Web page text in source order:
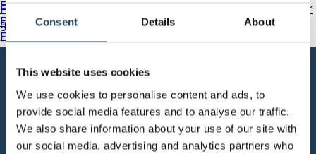
Consent Details About
This website uses cookies
We use cookies to personalise content and ads, to
provide social media features and to analyse our traffic.
We also share information about your use of our site with
our social media, advertising and analytics partners who
Evidia Rosenlund Röntgen
Evidia Sabbatsberg Röntgen
Evidia Sabbatsberg Mammografi
Evidia Samariterhemmet Mammografi
Evidia Skärholmen Röntgen
Evidia Täby Röntgen
Evidia Umeå Röntgen
Evidia Uppsala vid Elisabethsjukhuset
Evidia Vällingby Röntgen
Fokalbehandling - samspel mellan urologer och radiologer
ger hopp efter prostatacancerbesked
-